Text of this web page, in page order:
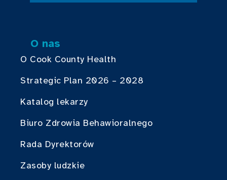
O nas
O Cook County Health
Strategic Plan 2026 – 2028
Katalog lekarzy
Biuro Zdrowia Behawioralnego
Rada Dyrektorów
Zasoby ludzkie